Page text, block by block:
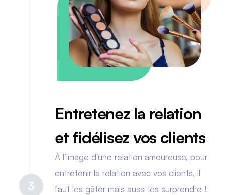
3
Entretenez la relation
et fidélisez vos clients
À l’image d'une relation amoureuse, pour
entretenir la relation avec vos clients, il
faut les gâter mais aussi les surprendre !